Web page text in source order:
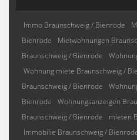
Immo Braunschweig / Bienrode
Bienrode
Mietwohnungen
Braunschweig / Bienrode
Wohnung miete Braunschweig /
Braunschweig / Bienrode
Bienrode
Wohnungsanzeigen
Braunschweig / Bienrode
mieten
Immobilie Braunschweig /